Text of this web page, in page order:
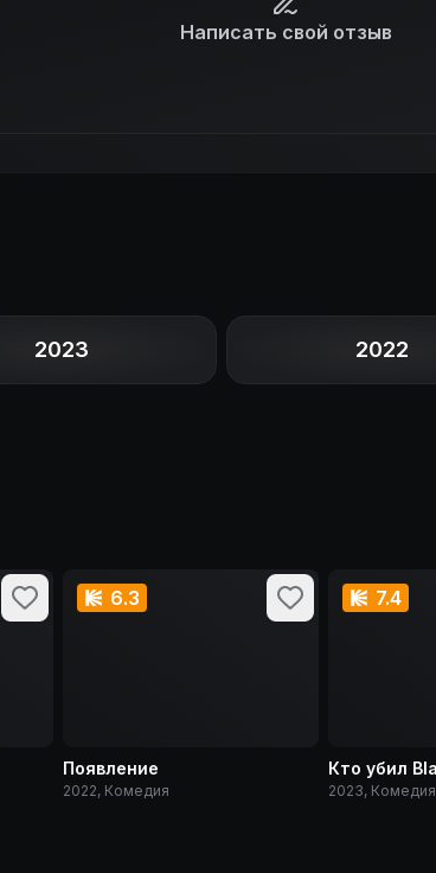
Написать свой отзыв
2023 2022
6.3
Появление
2022, Комедия
7.4
Кто убил
2023, Комедия